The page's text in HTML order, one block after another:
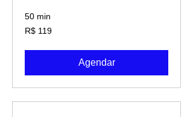
50 min
119
Reais
R$ 119
Agendar